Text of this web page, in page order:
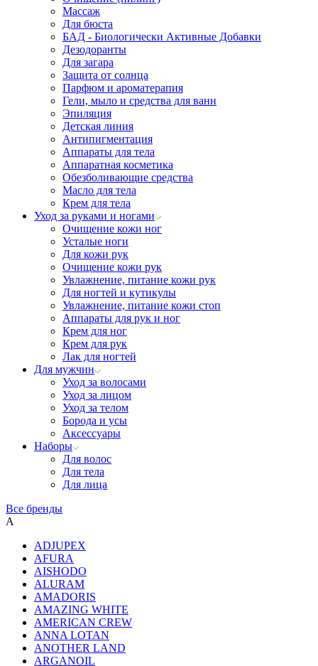
Массаж
Для бюста
БАД - Биологически Активные Добавки
Дезодоранты
Для загара
Защита от солнца
Парфюм и ароматерапия
Гели, мыло и средства для ванн
Эпиляция
Детская линия
Антипигментация
Аппараты для тела
Аппаратная косметика
Обезболивающие средства
Масло для тела
Крем для тела
Уход за руками и ногами
Очищение кожи ног
Усталые ноги
Для кожи рук
Очищение кожи рук
Увлажнение, питание кожи рук
Для ногтей и кутикулы
Увлажнение, питание кожи стоп
Аппараты для рук и ног
Крем для ног
Крем для рук
Лак для ногтей
Для мужчин
Уход за волосами
Уход за лицом
Уход за телом
Борода и усы
Аксессуары
Наборы
Для волос
Для тела
Для лица
Все бренды
A
ADJUPEX
AFURA
AISHODO
ALURAM
AMADORIS
AMAZING WHITE
AMERICAN CREW
ANNA LOTAN
ANOTHER LAND
ARGANOIL